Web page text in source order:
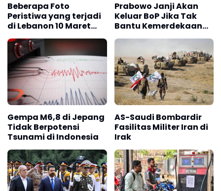
Beberapa Foto
Peristiwa yang terjadi
di Lebanon 10 Maret
2026
Prabowo Janji Akan
Keluar BoP Jika Tak
Bantu Kemerdekaan
Palestina
Gempa M6,8 di Jepang
Tidak Berpotensi
Tsunami di Indonesia
AS-Saudi Bombardir
Fasilitas Militer Iran di
Irak